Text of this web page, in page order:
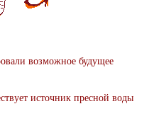
возможное будущее
источник пресной воды